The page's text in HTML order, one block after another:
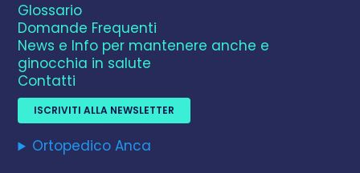
Glossario
Domande Frequenti
News e Info per mantenere anche e
ginocchia in salute
Contatti
ISCRIVITI ALLA NEWSLETTER
Ortopedico Anca